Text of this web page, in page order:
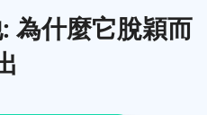
為什麼它脫穎而